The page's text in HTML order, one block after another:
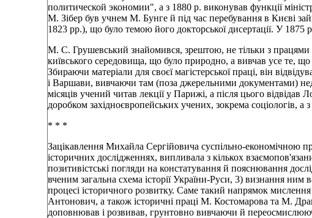
политической экономии", а з 1880 p. виконував функції
М. Зібер був учнем М. Бунге й під час перебування в Києві
1823 рр.), що було темою його докторської дисертації. У 1875
М. С. Грушевський знайомився, зрештою, не тільки з працями
київського середовища, що було природно, а вивчав усе те,
Збираючи матеріали для своєї магістерської праці, він
і Варшави, вивчаючи там (поза джерельними документами)
місяців учений читав лекції у Парижі, а після цього
доробком західноєвропейських учених, зокрема соціологів,
* * *
Зацікавлення Михайла Сергійовича суспільно-економічною
історичних дослідженнях, випливала з кількох
позитивістські погляди на констатування й пояснювання
вченим загальна схема історії України-Руси, 3) визнання
процесі історичного розвитку. Саме такий напрямок
Антонович, а також історичні праці М. Костомарова та М.
доповнював і розвивав, грунтовно вивчаючи й